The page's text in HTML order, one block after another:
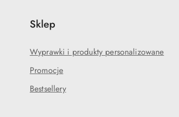
Sklep
Wyprawki i produkty personalizowane
Promocje
Bestsellery